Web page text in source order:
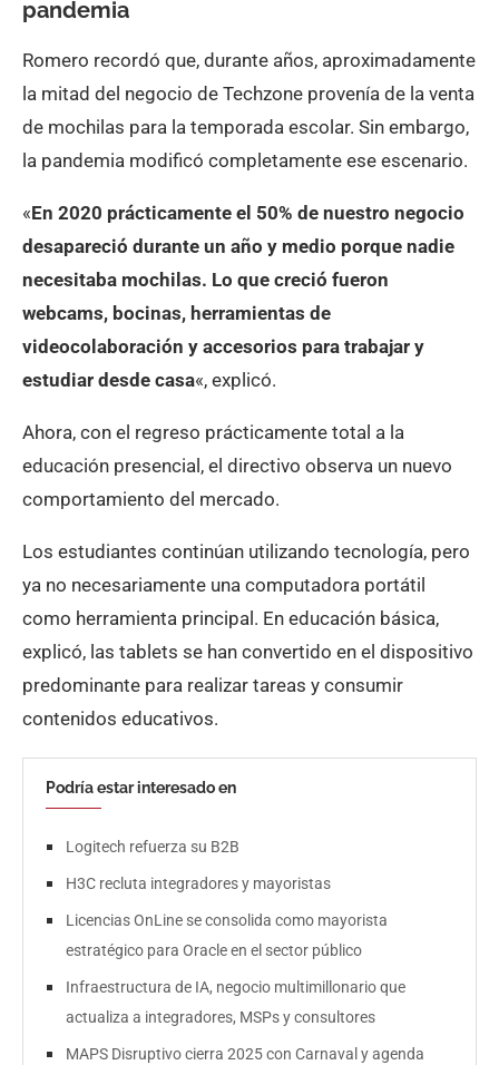
pandemia
Romero recordó que, durante años, aproximadamente
la mitad del negocio de Techzone provenía de la venta
de mochilas para la temporada escolar. Sin embargo,
la pandemia modificó completamente ese escenario.
«En 2020 prácticamente el 50% de nuestro negocio
desapareció durante un año y medio porque nadie
necesitaba mochilas. Lo que creció fueron
webcams, bocinas, herramientas de
videocolaboración y accesorios para trabajar y
estudiar desde casa«, explicó.
Ahora, con el regreso prácticamente total a la
educación presencial, el directivo observa un nuevo
comportamiento del mercado.
Los estudiantes continúan utilizando tecnología, pero
ya no necesariamente una computadora portátil
como herramienta principal. En educación básica,
explicó, las tablets se han convertido en el dispositivo
predominante para realizar tareas y consumir
contenidos educativos.
Podría estar interesado en
Logitech refuerza su B2B
H3C recluta integradores y mayoristas
Licencias OnLine se consolida como mayorista
estratégico para Oracle en el sector público
Infraestructura de IA, negocio multimillonario que
actualiza a integradores, MSPs y consultores
MAPS Disruptivo cierra 2025 con Carnaval y agenda